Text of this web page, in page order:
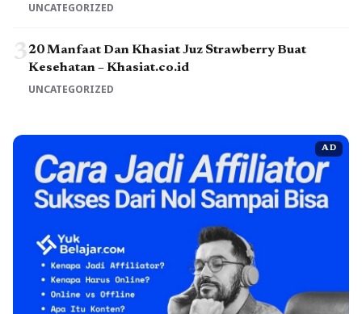
UNCATEGORIZED
320 Manfaat Dan Khasiat Juz Strawberry Buat
Kesehatan – Khasiat.co.id
UNCATEGORIZED
AD